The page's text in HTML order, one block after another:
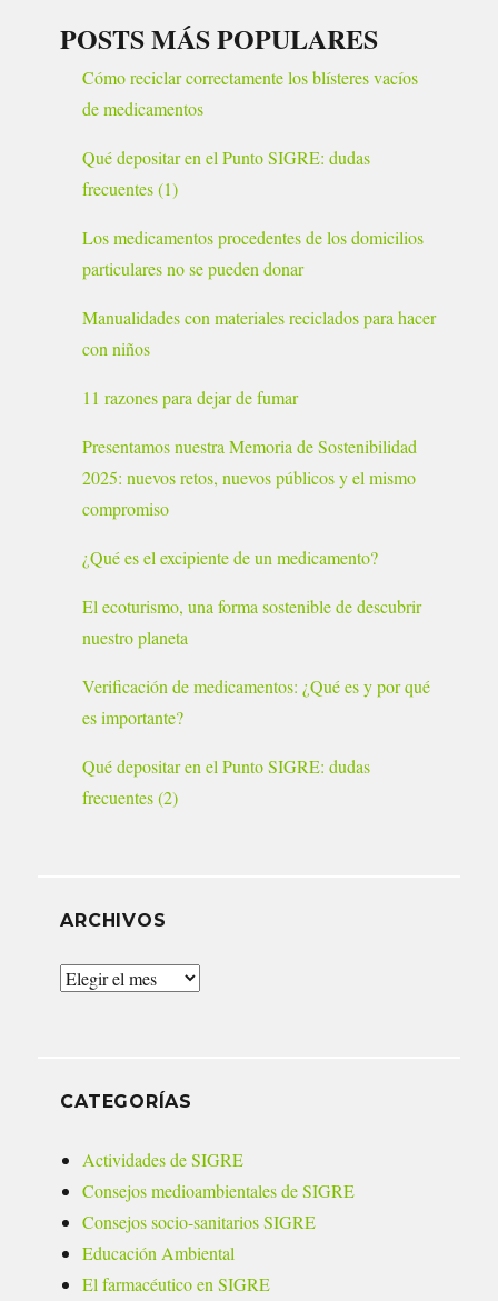
POSTS MÁS POPULARES
Cómo reciclar correctamente los blísteres vacíos
de medicamentos
Qué depositar en el Punto SIGRE: dudas
frecuentes (1)
Los medicamentos procedentes de los domicilios
particulares no se pueden donar
Manualidades con materiales reciclados para hacer
con niños
11 razones para dejar de fumar
Presentamos nuestra Memoria de Sostenibilidad
2025: nuevos retos, nuevos públicos y el mismo
compromiso
¿Qué es el excipiente de un medicamento?
El ecoturismo, una forma sostenible de descubrir
nuestro planeta
Verificación de medicamentos: ¿Qué es y por qué
es importante?
Qué depositar en el Punto SIGRE: dudas
frecuentes (2)
ARCHIVOS
Archivos
CATEGORÍAS
Actividades de SIGRE
Consejos medioambientales de SIGRE
Consejos socio-sanitarios SIGRE
Educación Ambiental
El farmacéutico en SIGRE